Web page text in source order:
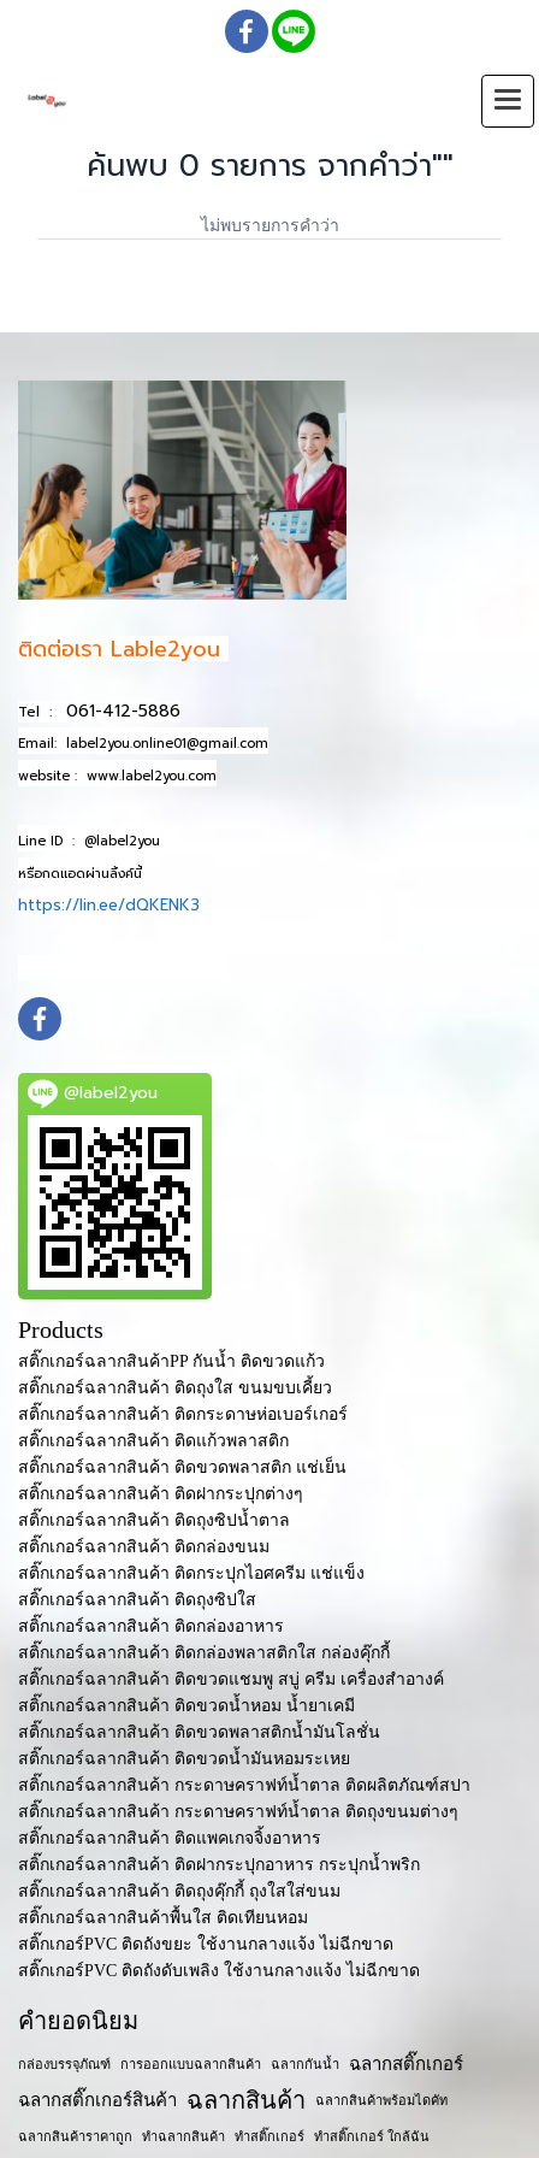
ค้นพบ 0 รายการ จากคำว่า""
ไม่พบรายการคำว่า
ติดต่อเรา Lable2you
Tel : 061-412-5886
Email: label2you.online01@gmail.com
website : www.label2you.com
Line ID : @label2you
หรือกดแอดผ่านลิ้งค์นี้
https://lin.ee/dQKENK3
@label2you
Products
สติ๊กเกอร์ฉลากสินค้าPP กันน้ำ ติดขวดแก้ว
สติ๊กเกอร์ฉลากสินค้า ติดถุงใส ขนมขบเคี้ยว
สติ๊กเกอร์ฉลากสินค้า ติดกระดาษห่อเบอร์เกอร์
สติ๊กเกอร์ฉลากสินค้า ติดแก้วพลาสติก
สติ๊กเกอร์ฉลากสินค้า ติดขวดพลาสติก แช่เย็น
สติ๊กเกอร์ฉลากสินค้า ติดฝากระปุกต่างๆ
สติ๊กเกอร์ฉลากสินค้า ติดถุงซิปน้ำตาล
สติ๊กเกอร์ฉลากสินค้า ติดกล่องขนม
สติ๊กเกอร์ฉลากสินค้า ติดกระปุกไอศครีม แช่แข็ง
สติ๊กเกอร์ฉลากสินค้า ติดถุงซิปใส
สติ๊กเกอร์ฉลากสินค้า ติดกล่องอาหาร
สติ๊กเกอร์ฉลากสินค้า ติดกล่องพลาสติกใส กล่องคุ๊กกี้
สติ๊กเกอร์ฉลากสินค้า ติดขวดแชมพู สบู่ ครีม เครื่องสำอางค์
สติ๊กเกอร์ฉลากสินค้า ติดขวดน้ำหอม น้ำยาเคมี
สติ๊กเกอร์ฉลากสินค้า ติดขวดพลาสติกน้ำมันโลชั่น
สติ๊กเกอร์ฉลากสินค้า ติดขวดน้ำมันหอมระเหย
สติ๊กเกอร์ฉลากสินค้า กระดาษคราฟท์น้ำตาล ติดผลิตภัณฑ์สปา
สติ๊กเกอร์ฉลากสินค้า กระดาษคราฟท์น้ำตาล ติดถุงขนมต่างๆ
สติ๊กเกอร์ฉลากสินค้า ติดแพคเกจจิ้งอาหาร
สติ๊กเกอร์ฉลากสินค้า ติดฝากระปุกอาหาร กระปุกน้ำพริก
สติ๊กเกอร์ฉลากสินค้า ติดถุงคุ๊กกี้ ถุงใสใส่ขนม
สติ๊กเกอร์ฉลากสินค้าพื้นใส ติดเทียนหอม
สติ๊กเกอร์PVC ติดถังขยะ ใช้งานกลางแจ้ง ไม่ฉีกขาด
สติ๊กเกอร์PVC ติดถังดับเพลิง ใช้งานกลางแจ้ง ไม่ฉีกขาด
คำยอดนิยม
กล่องบรรจุภัณฑ์ การออกแบบฉลากสินค้า ฉลากกันน้ำ
ฉลากสติ๊กเกอร์
ฉลากสติ๊กเกอร์สินค้า
ฉลากสินค้า ฉลากสินค้าพร้อมไดคัท
ฉลากสินค้าราคาถูก ทำฉลากสินค้า ทำสติ๊กเกอร์ ทำสติ๊กเกอร์ ใกล้ฉัน